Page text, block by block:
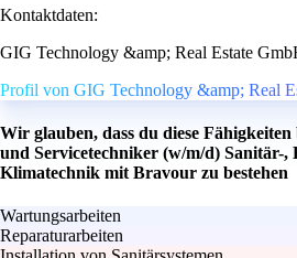
Kontaktdaten:
GIG Technology &amp; Real Estate
Profil von GIG Technology &amp; Real
Wir glauben, dass du diese
und Servicetechniker (w/m/d) Sanitär-,
Klimatechnik mit Bravour zu bestehen
Wartungsarbeiten
Reparaturarbeiten